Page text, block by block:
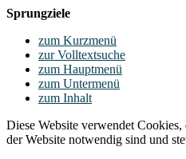
Sprungziele
zum Kurzmenü
zur Volltextsuche
zum Hauptmenü
zum Untermenü
zum Inhalt
Diese Website verwendet
der Website notwendig sind und